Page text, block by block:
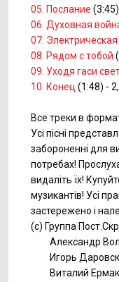
05. Послание
06. Духовная
07.
08. Рядом с тобой
09. Уходя гаси
10. Конец (1:48) -
Все треки в
Усі пісні
забороненні для
потребах!
видаліть їх!
музикантів! Усі
застережено і
(с) Группа
Александр
Игорь
Виталий Ермак